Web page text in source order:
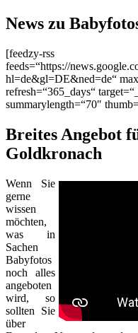
News zu
[feedzy-rss
feeds=“https://
hl=de&gl=DE&ned=de“
refresh=“365_days“
summarylength=“70″
Breites Angebot
Goldkronach
Wenn Sie
gerne
wissen
möchten,
was in
Sachen
Babyfotos
noch alles
angeboten
wird, so
sollten Sie
über